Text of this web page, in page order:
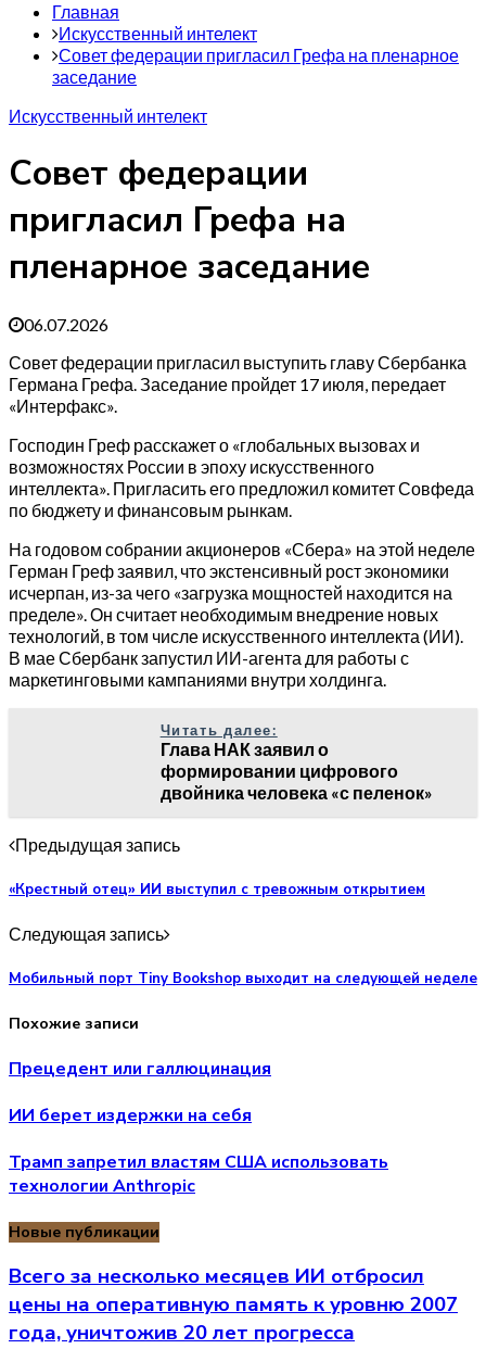
Главная
Искусственный интелект
Совет федерации пригласил Грефа на пленарное
заседание
Искусственный интелект
Совет федерации
пригласил Грефа на
пленарное заседание
06.07.2026
Совет федерации пригласил выступить главу Сбербанка
Германа Грефа. Заседание пройдет 17 июля, передает
«Интерфакс».
Господин Греф расскажет о «глобальных вызовах и
возможностях России в эпоху искусственного
интеллекта». Пригласить его предложил комитет Совфеда
по бюджету и финансовым рынкам.
На годовом собрании акционеров «Сбера» на этой неделе
Герман Греф заявил, что экстенсивный рост экономики
исчерпан, из-за чего «загрузка мощностей находится на
пределе». Он считает необходимым внедрение новых
технологий, в том числе искусственного интеллекта (ИИ).
В мае Сбербанк запустил ИИ-агента для работы с
маркетинговыми кампаниями внутри холдинга.
Читать далее:
Глава НАК заявил о
формировании цифрового
двойника человека «с пеленок»
Предыдущая запись
«Крестный отец» ИИ выступил с тревожным открытием
Следующая запись
Мобильный порт Tiny Bookshop выходит на следующей неделе
Похожие записи
Прецедент или галлюцинация
ИИ берет издержки на себя
Трамп запретил властям США использовать
технологии Anthropic
Новые публикации
Всего за несколько месяцев ИИ отбросил
цены на оперативную память к уровню 2007
года, уничтожив 20 лет прогресса